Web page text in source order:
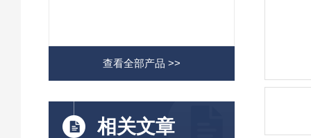
查看全部产品 >>
相关文章